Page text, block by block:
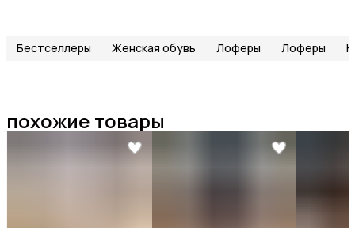
Бестселлеры Женская обувь Лоферы Лоферы
похожие товары